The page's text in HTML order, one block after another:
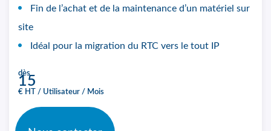
Fin de l’achat et de la maintenance d’un matériel sur
site
Idéal pour la migration du RTC vers le tout IP
dès
15
€ HT / Utilisateur / Mois